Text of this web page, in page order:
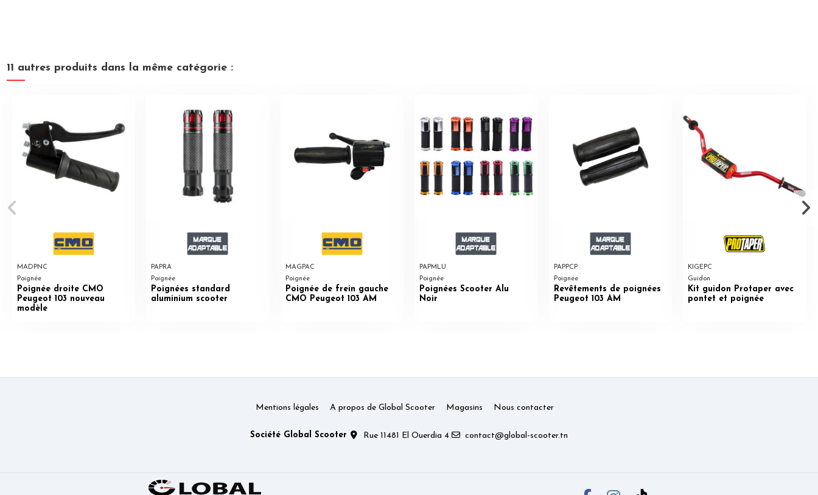
11 autres produits dans la même catégorie :
MADPNC
Poignée
Poignée droite CMO
Peugeot 103 nouveau
modèle
PAPRA
Poignée
Poignées standard
aluminium scooter
MAGPAC
Poignée
Poignée de frein gauche
CMO Peugeot 103 AM
PAPMLU
Poignée
Poignées Scooter Alu
Noir
PAPPCP
Poignée
Revêtements de poignées
Peugeot 103 AM
KIGEPC
Guidon
Kit guidon Protaper avec
pontet et poignée
Mentions légales A propos de Global Scooter Magasins Nous contacter
Société Global Scooter Rue 11481 El Ouerdia 4 contact@global-scooter.tn